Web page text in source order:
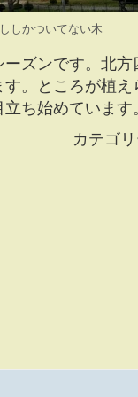
しかついてない木
ズンです。北方
。ところが植え
ち始めています
カテゴ